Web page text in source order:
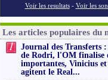
Voir les resultats - Voir les
Les articles populaires du
1
Journal des Transferts
de Rodri, l'OM finalise
importantes, Vinicius
agitent le Real...